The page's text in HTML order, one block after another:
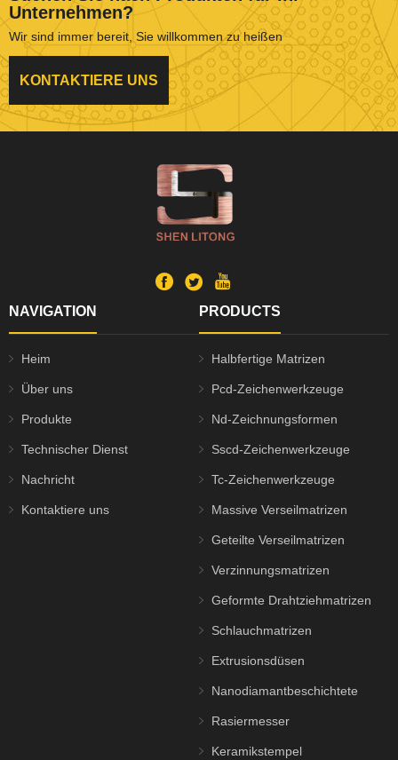
Unternehmen?
Wir sind immer bereit, Sie willkommen zu heißen
KONTAKTIERE UNS
NAVIGATION
Heim
Über uns
Produkte
Technischer Dienst
Nachricht
Kontaktiere uns
PRODUCTS
Halbfertige Matrizen
Pcd-Zeichenwerkzeuge
Nd-Zeichnungsformen
Sscd-Zeichenwerkzeuge
Tc-Zeichenwerkzeuge
Massive Verseilmatrizen
Geteilte Verseilmatrizen
Verzinnungsmatrizen
Geformte Drahtziehmatrizen
Schlauchmatrizen
Extrusionsdüsen
Nanodiamantbeschichtete
Matrizen
Rasiermesser
Keramikstempel